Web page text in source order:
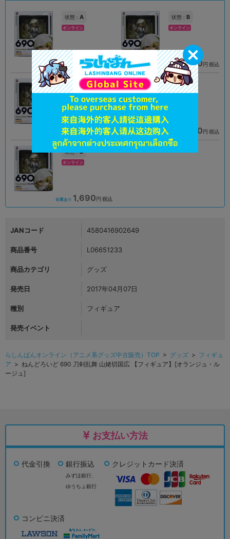
状態 : A
オンライン
品切状態 2,190 円 税込
状態 : B
オンライン
在庫あり 1,890円 税込
状態 :B
横浜店
在庫あり 3,192円 税込
状態 :A
在庫あり 3,390円 税込
状態 :B
オンライン
在庫あり 1,690円 税込
JANコード 4580416902649
商品番号 L06651233
商品カテゴリ グッズ
発売日 2017年04月07日
種別 フィギュア
発売イベント
らしんばんオンライン（アニメ系グッズ中古販売）TOP > グッズ > フィギュ
ア > ねんどろいど 690 刀剣乱舞 山姥切国広 【フィギュア】[オランジュ・ル
ージュ]
お支払い方法
代金引換 銀行振込
みずほ銀行、
ゆうちょ銀行
クレジットカード決済
コンビニ決済